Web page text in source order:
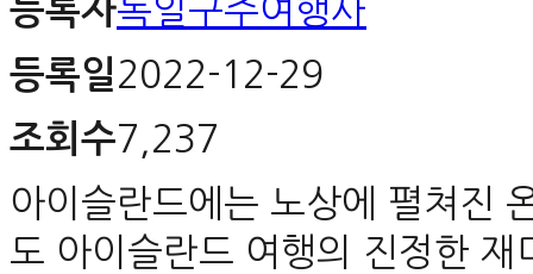
등록자독일구주여행사
등록일2022-12-29
조회수7,237
아이슬란드에는 노상에 펼쳐진
도 아이슬란드 여행의 진정한